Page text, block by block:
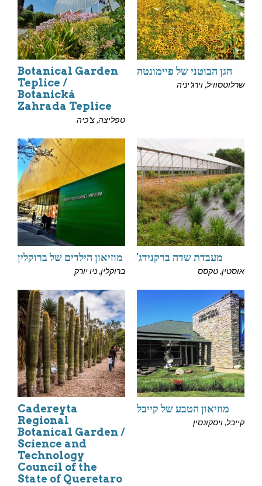
הגן הבוטני של פיימונטה
שרלוטסוויל, וירג'יניה
Botanical Garden
Teplice /
Botanická
Zahrada Teplice
טפליצה, צ'כיה
מעבדת שדה ברקנידג'
אוסטין, טקסס
מוזיאון הילדים של ברוקלין
ברוקלין, ניו יורק
מוזיאון הטבע של קייבל
קייבל, ויסקונסין
Cadereyta
Regional
Botanical Garden /
Science and
Technology
Council of the
State of Queretaro